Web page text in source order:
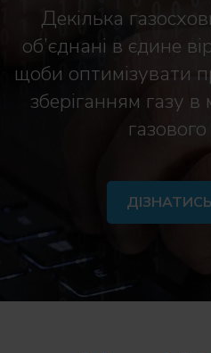
Декілька
об’єднані в єдине
щоби оптимізувати
зберіганням газу в